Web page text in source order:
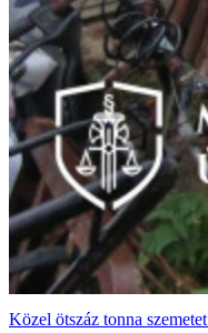
Közel ötszáz tonna